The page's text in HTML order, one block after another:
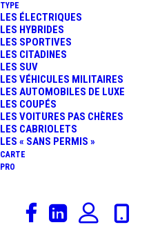
TYPE
LES ÉLECTRIQUES
LES HYBRIDES
LES SPORTIVES
LES CITADINES
LES SUV
LES VÉHICULES MILITAIRES
LES AUTOMOBILES DE LUXE
LES COUPÉS
LES VOITURES PAS CHÈRES
LES CABRIOLETS
LES « SANS PERMIS »
CARTE
PRO
Ceux qui veulent se
gendarmes